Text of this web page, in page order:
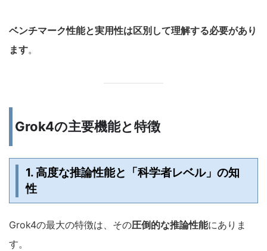
ベンチマーク性能と実用性は区別して理解する必要があり
ます。
Grok4の主要機能と特徴
1. 高度な推論性能と「科学者レベル」の知
性
Grok4の最大の特徴は、その圧倒的な推論性能にありま
す。